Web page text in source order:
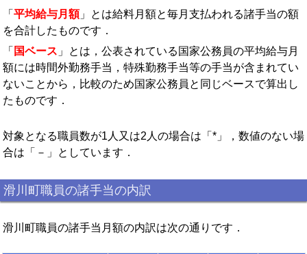
「 平均給与月額」とは給料月額と毎月支払われる諸手当の額
を合計したものです．
「 国ベース 」とは，公表されている国家公務員の平均給与月
額には時間外勤務手当，特殊勤務手当等の手当が含まれてい
ないことから，比較のため国家公務員と同じベースで算出し
たものです．
対象となる職員数が1人又は2人の場合は「*」，数値のない場
合は「－」としています．
滑川町職員の諸手当の内訳
滑川町職員の諸手当月額の内訳は次の通りです．